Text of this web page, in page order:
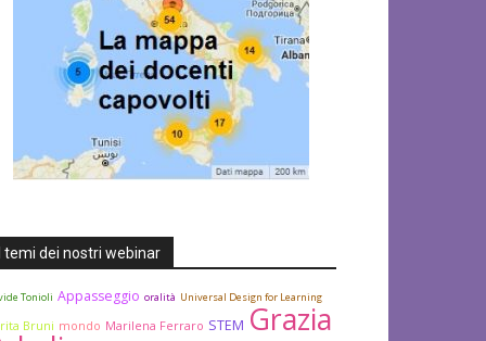
I temi dei nostri webinar
Tonioli Appasseggio oralità Universal Design for Learning
Bruni mondo Marilena Ferraro STEM Grazia